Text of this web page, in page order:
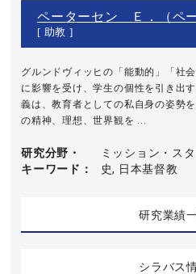
ペーターセン Ｅ．（ペ
[ 助教 ]
グルンドヴィッヒの「能動的」「社
に影響を受け、学生の個性を引き出
義は、教育者としての私自身の姿勢
の精神、理想、世界観を ...
研究分野・
キーワード
ミッション・ス
史, 日本基督教
研究業績
シラバス